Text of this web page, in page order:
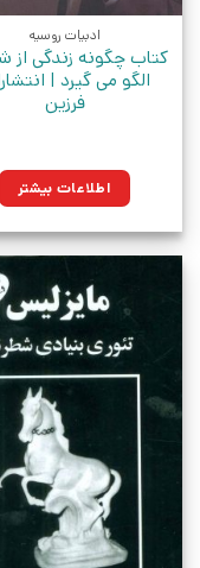
ادبیات روسیه
کتاب چگونه زندگی از
الگو می گیرد |
فرزین
اطلاعات بیشتر